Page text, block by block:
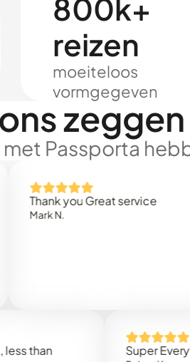
800k+
reizen
moeiteloos
vormgegeven
zeggen
Passporta
you Great service
Super Everything